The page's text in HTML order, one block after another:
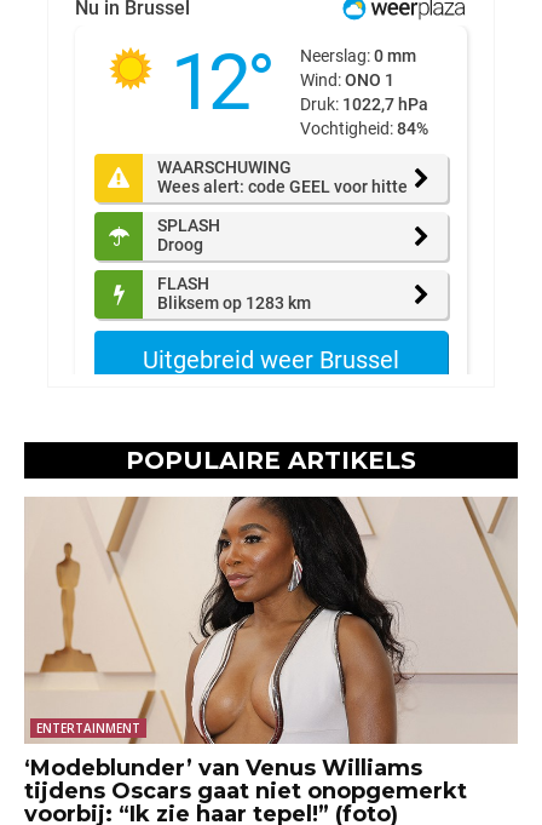
POPULAIRE ARTIKELS
ENTERTAINMENT
‘Modeblunder’ van Venus Williams
tijdens Oscars gaat niet onopgemerkt
voorbij: “Ik zie haar tepel!” (foto)